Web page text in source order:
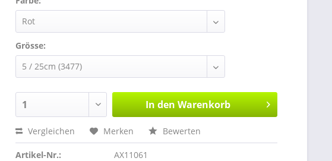
Grösse:
In den Warenkorb
Vergleichen Merken Bewerten
Artikel-Nr.: AX11061